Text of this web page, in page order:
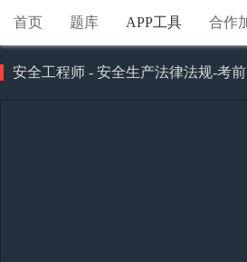
首页 题库 APP工具 合作
安全工程师 - 安全生产法律法规-考